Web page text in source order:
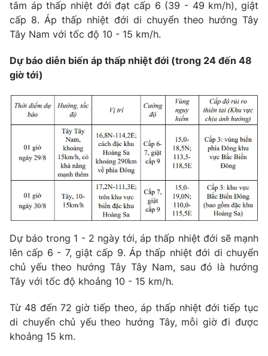
Sản phẩm
Thị trường
Tư vấn
Lịch phát sóng
Chuyên mục khác
Emagazine Podcast
Photo Infographic
Video Shorts video
VTV Money VTV Thể thao
VTV Sức khoẻ Bất động sản
Thị trường 24h Tấm lòng Việt
VTV4 Vươn mình bằng AI
VTV9
tâm áp thấp nhiệt đới đạt cấp 6 (39 - 49 km/h), giật
cấp 8. Áp thấp nhiệt đới di chuyển theo hướng Tây
Tây Nam với tốc độ 10 - 15 km/h.
Dự báo diễn biến áp thấp nhiệt đới (trong 24 đến 48
giờ tới)
Dự báo trong 1 - 2 ngày tới, áp thấp nhiệt đới sẽ mạnh
lên cấp 6 - 7, giật cấp 9. Áp thấp nhiệt đới di chuyển
chủ yếu theo hướng Tây Tây Nam, sau đó là hướng
Tây với tốc độ khoảng 10 - 15 km/h.
Từ 48 đến 72 giờ tiếp theo, áp thấp nhiệt đới tiếp tục
di chuyển chủ yếu theo hướng Tây, mỗi giờ đi được
khoảng 15 km.